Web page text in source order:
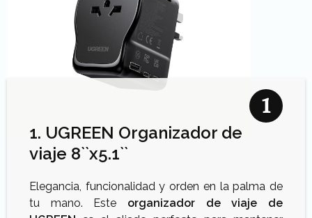
1. UGREEN Organizador de
viaje 8``x5.1``
Elegancia, funcionalidad y orden en la palma de
tu mano. Este organizador de viaje de